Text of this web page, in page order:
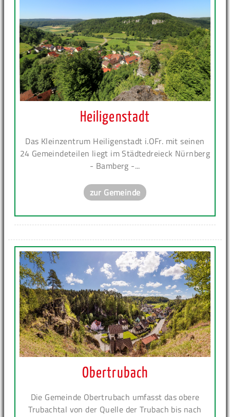
Heiligenstadt
Das Kleinzentrum Heiligenstadt i.OFr. mit seinen
24 Gemeindeteilen liegt im Städtedreieck Nürnberg
- Bamberg -...
zur Gemeinde
Obertrubach
Die Gemeinde Obertrubach umfasst das obere
Trubachtal von der Quelle der Trubach bis nach